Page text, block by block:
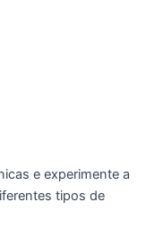
e experimente a
tipos de